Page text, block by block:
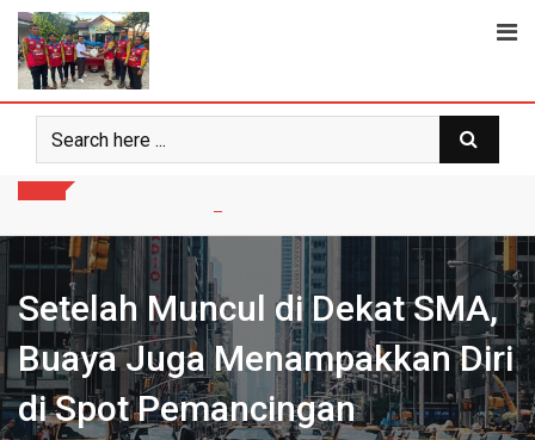
Skip
content
Setelah Muncul di Dekat SMA,
Buaya Juga Menampakkan Diri
di Spot Pemancingan